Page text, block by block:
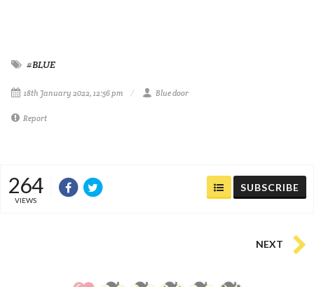
#BLUE
18th January 2022, 12:56 pm Blue door
Report
264
VIEWS
SUBSCRIBE
NEXT